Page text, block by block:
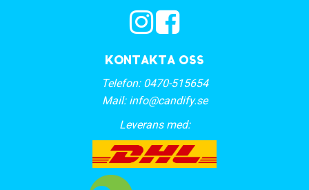
Kontakta oss
Telefon: 0470-515654
Mail: info@candify.se
Leverans med: